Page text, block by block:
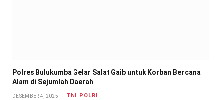
Polres Bulukumba Gelar Salat Gaib untuk Korban Bencana
Alam di Sejumlah Daerah
DESEMBER 4, 2025 TNI POLRI